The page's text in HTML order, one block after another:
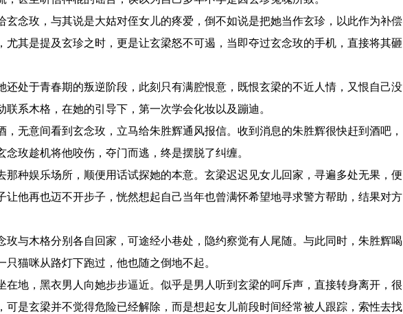
念玫，与其说是大姑对侄女儿的疼爱，倒不如说是把她当作玄珍，以此作为补偿
尤其是提及玄珍之时，更是让玄梁怒不可遏，当即夺过玄念玫的手机，直接将其砸
处于青春期的叛逆阶段，此刻只有满腔恨意，既恨玄梁的不近人情，又恨自己没
系木格，在她的引导下，第一次学会化妆以及蹦迪。
意间看到玄念玫，立马给朱胜辉通风报信。收到消息的朱胜辉很快赶到酒吧，
玫趁机将他咬伤，夺门而逃，终是摆脱了纠缠。
种娱乐场所，顺便用话试探她的本意。玄梁迟迟见女儿回家，寻遍多处无果，便
让他再也迈不开步子，恍然想起自己当年也曾满怀希望地寻求警方帮助，结果对方
与木格分别各自回家，可途经小巷处，隐约察觉有人尾随。与此同时，朱胜辉喝
猫咪从路灯下跑过，他也随之倒地不起。
地，黑衣男人向她步步逼近。似乎是男人听到玄梁的呵斥声，直接转身离开，很
可是玄梁并不觉得危险已经解除，而是想起女儿前段时间经常被人跟踪，索性去找